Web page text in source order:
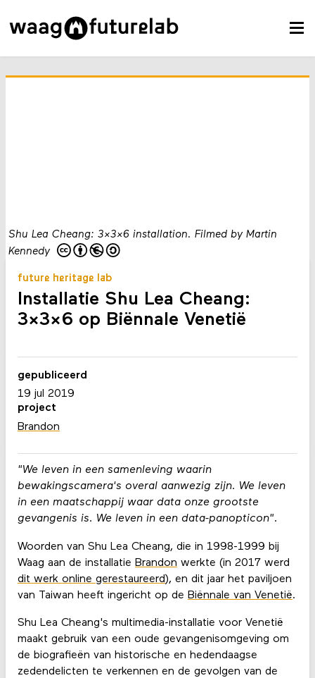
Shu Lea Cheang: 3x3x6 installation. Filmed by Martin
Kennedy
future heritage lab
Installatie Shu Lea Cheang:
3x3x6 op Biënnale Venetië
"We leven in een samenleving waarin
bewakingscamera's overal aanwezig zijn. We leven
in een maatschappij waar data onze grootste
gevangenis is. We leven in een data-panopticon".
Woorden van Shu Lea Cheang, die in 1998-1999 bij
Waag aan de installatie Brandon werkte (in 2017 werd
dit werk online gerestaureerd), en dit jaar het paviljoen
van Taiwan heeft ingericht op de Biënnale van Venetië.
Shu Lea Cheang's multimedia-installatie voor Venetië
maakt gebruik van een oude gevangenisomgeving om
de biografieën van historische en hedendaagse
zedendelicten te verkennen en de gevolgen van de
gepubliceerd
19 jul 2019
project
Brandon